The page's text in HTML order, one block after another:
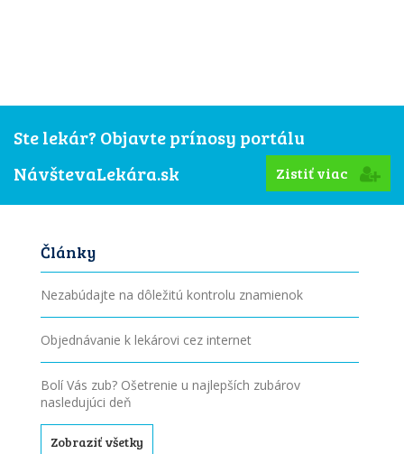
Ste lekár? Objavte prínosy portálu
NávštevaLekára.sk
Zistiť viac
Články
Nezabúdajte na dôležitú kontrolu znamienok
Objednávanie k lekárovi cez internet
Bolí Vás zub? Ošetrenie u najlepších zubárov
nasledujúci deň
Zobraziť všetky